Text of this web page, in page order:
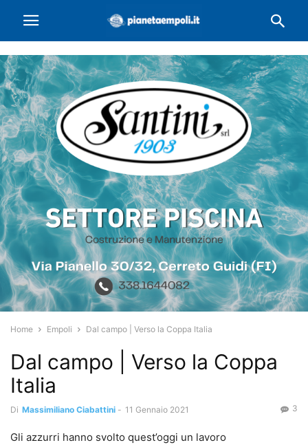
Home Empoli Dal campo | Verso la Coppa Italia
Dal campo | Verso la Coppa
Italia
Di Massimiliano Ciabattini - 11 Gennaio 2021 3
Gli azzurri hanno svolto quest’oggi un lavoro